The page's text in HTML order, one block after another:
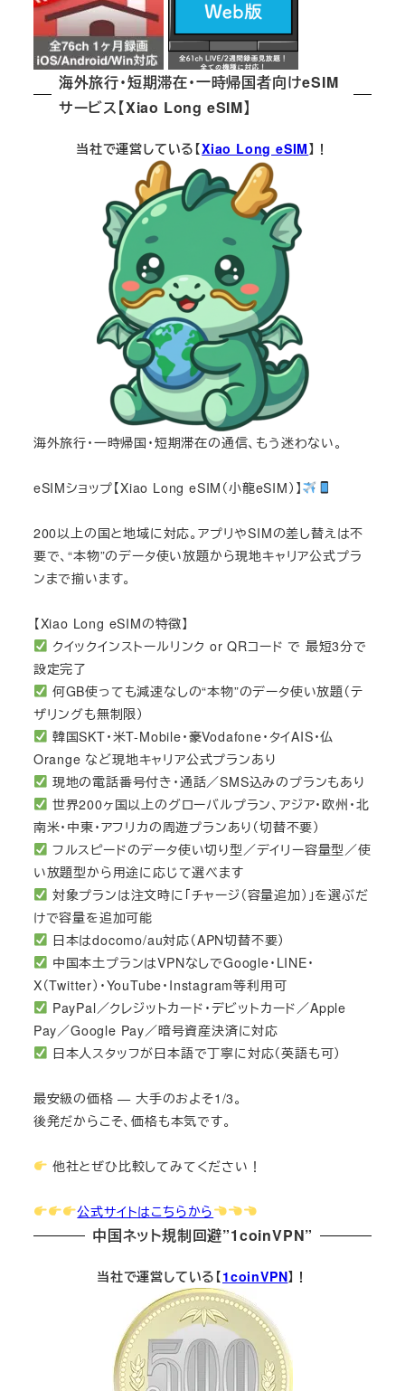
海外旅行・短期滞在・一時帰国者向けeSIM
サービス【Xiao Long eSIM】
当社で運営している【Xiao Long eSIM】！
海外旅行・一時帰国・短期滞在の通信、もう迷わない。
eSIMショップ【Xiao Long eSIM（小龍eSIM）】
200以上の国と地域に対応。アプリやSIMの差し替えは不
要で、“本物”のデータ使い放題から現地キャリア公式プラ
ンまで揃います。
【Xiao Long eSIMの特徴】
クイックインストールリンク or QRコード で 最短3分で
設定完了
何GB使っても減速なしの“本物”のデータ使い放題（テ
ザリングも無制限）
韓国SKT・米T-Mobile・豪Vodafone・タイAIS・仏
Orange など現地キャリア公式プランあり
現地の電話番号付き・通話／SMS込みのプランもあり
世界200ヶ国以上のグローバルプラン、アジア・欧州・北
南米・中東・アフリカの周遊プランあり（切替不要）
フルスピードのデータ使い切り型／デイリー容量型／使
い放題型から用途に応じて選べます
対象プランは注文時に「チャージ（容量追加）」を選ぶだ
けで容量を追加可能
日本はdocomo/au対応（APN切替不要）
中国本土プランはVPNなしでGoogle・LINE・
X（Twitter）・YouTube・Instagram等利用可
PayPal／クレジットカード・デビットカード／Apple
Pay／Google Pay／暗号資産決済に対応
日本人スタッフが日本語で丁寧に対応（英語も可）
最安級の価格 — 大手のおよそ1/3。
後発だからこそ、価格も本気です。
他社とぜひ比較してみてください！
公式サイトはこちらから
中国ネット規制回避”1coinVPN”
当社で運営している【1coinVPN】！